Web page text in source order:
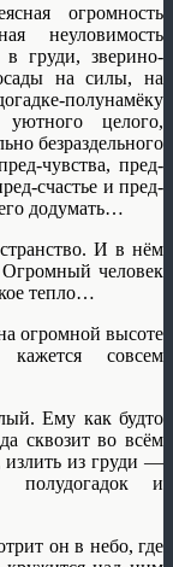
огромность
неуловимость
груди, зверино-
на силы, на
полунамёку
целого,
безраздельного
чувства, пред-
счастье и пред-
додумать…
И в нём
человек
тепло…
огромной высоте
совсем
Ему как будто
сквозит во всём
излить из груди —
и
он в небо, где